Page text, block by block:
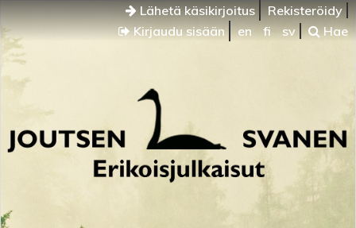
Lähetä käsikirjoitus
Rekisteröidy
Kirjaudu sisään
en fi sv Hae